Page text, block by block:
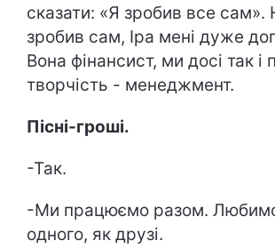
сказати: «Я зробив все сам».
зробив сам, Іра мені дуже
Вона фінансист, ми досі так
творчість - менеджмент.
Пісні-гроші.
-Так.
-Ми працюємо разом.
одного, як друзі.